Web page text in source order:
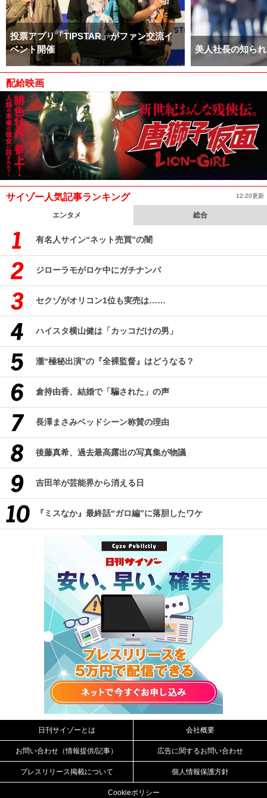
投票アプリ「TIPSTAR」がファン交流イ
ベント開催
美人社長の知ら
配給映画
サイゾー人気記事ランキング 12:20更新
エンタメ 総合
有名人サイン“ネット売買”の闇
ジローラモがロケ中にガチナンパ
セクゾがオリコン1位も実売は……
ハイスタ横山健は「カッコだけの男」
瀧“極秘出演”の『全裸監督』はどうなる？
倉持由香、結婚で「騙された」の声
長澤まさみベッドシーン称賛の理由
後藤真希、過去最高露出の写真集が物議
吉田羊が芸能界から消える日
『ミスなか』最終話“ガロ編”に落胆したワケ
日刊サイゾーとは 会社概要
お問い合わせ（情報提供/記事） 広告に関するお問い合わせ
プレスリリース掲載について 個人情報保護方針
Cookieポリシー